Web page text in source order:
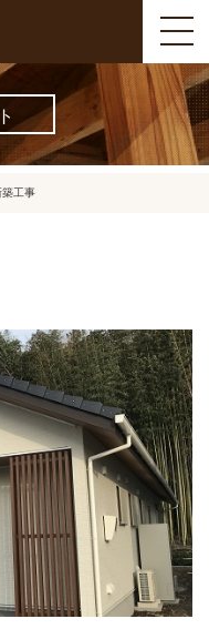
工事